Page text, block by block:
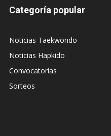
Categoría popular
Noticias Taekwondo
Noticias Hapkido
Convocatorias
Sorteos